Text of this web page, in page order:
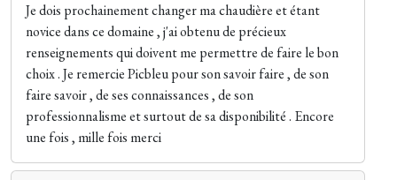
Je dois prochainement changer ma chaudière et étant
novice dans ce domaine , j'ai obtenu de précieux
renseignements qui doivent me permettre de faire le bon
choix . Je remercie Picbleu pour son savoir faire , de son
faire savoir , de ses connaissances , de son
professionnalisme et surtout de sa disponibilité . Encore
une fois , mille fois merci